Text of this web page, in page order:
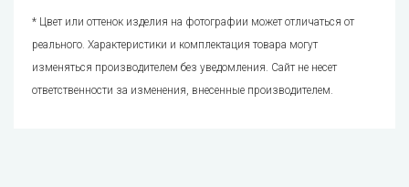
* Цвет или оттенок изделия на фотографии может отличаться от
реального. Характеристики и комплектация товара могут
изменяться производителем без уведомления. Сайт не несет
ответственности за изменения, внесенные производителем.